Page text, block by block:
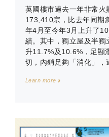
英國樓市過去一年非常火
173,410宗，比去年同期
年4月至今年3月上升了
績。其中，獨立屋及半獨
升11.7%及10.6%，足顯
切，內銷足夠「消化」，
Learn more